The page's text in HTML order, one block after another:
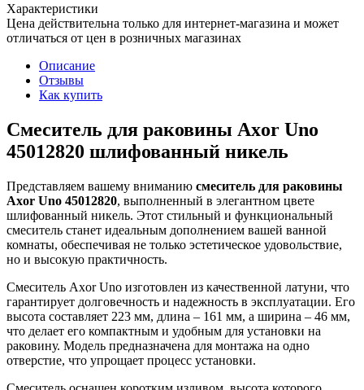
Характеристики
Цена действительна только для интернет-магазина и может
отличаться от цен в розничных магазинах
Описание
Отзывы
Как купить
Смеситель для раковины Axor Uno
45012820 шлифованный никель
Представляем вашему вниманию смеситель для раковины
Axor Uno 45012820, выполненный в элегантном цвете
шлифованный никель. Этот стильный и функциональный
смеситель станет идеальным дополнением вашей ванной
комнаты, обеспечивая не только эстетическое удовольствие,
но и высокую практичность.
Смеситель Axor Uno изготовлен из качественной латуни, что
гарантирует долговечность и надежность в эксплуатации. Его
высота составляет 223 мм, длина – 161 мм, а ширина – 46 мм,
что делает его компактным и удобным для установки на
раковину. Модель предназначена для монтажа на одно
отверстие, что упрощает процесс установки.